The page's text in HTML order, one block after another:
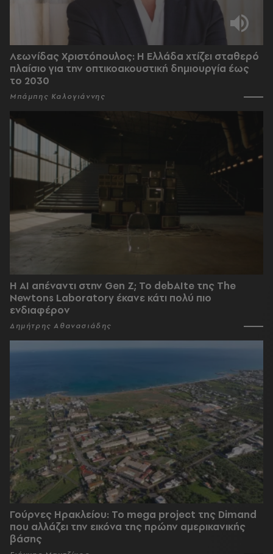
Λεωνίδας Χριστόπουλος: Η Ελλάδα χτίζει σταθερό
πλαίσιο για την οπτικοακουστική δημιουργία έως
το 2030
Μπάμπης Καλογιάννης
Η AI απέναντι στην Gen Z; Το debAIte της The
Newtons Laboratory έκανε κάτι πολύ πιο
ενδιαφέρον
Δημήτρης Αθανασιάδης
Γούρνες Ηρακλείου: To mega project της Dimand
που αλλάζει την εικόνα της πρώην αμερικανικής
βάσης